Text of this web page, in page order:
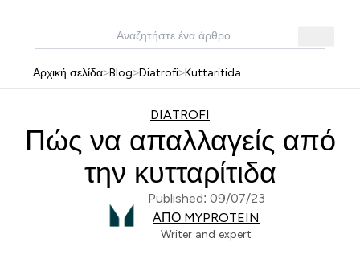
Αρχική σελίδα>Blog>Diatrofi>Kuttaritida
DIATROFI
Πώς να απαλλαγείς από
την κυτταρίτιδα
Published: 09/07/23
ΑΠΌ MYPROTEIN
Writer and expert